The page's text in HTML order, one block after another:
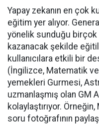
Yapay zekanın en çok
eğitim yer alıyor.
yönelik sunduğu birçok
kazanacak şekilde
kullanıcılara etkili bir
(İngilizce, Matematik
yemekleri Gurmesi,
uzmanlaşmış olan GM
kolaylaştırıyor.
soru fotoğrafının